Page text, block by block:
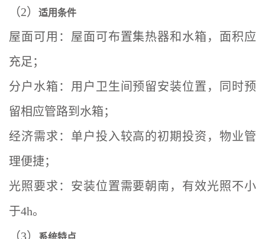
（2）
适用条件
屋面可用：屋面可布置集热器和水箱，面积应
充足；
分户水箱：用户卫生间预留安装位置，同时预
留相应管路到水箱；
经济需求：单户投入较高的初期投资，物业管
理便捷；
光照要求：安装位置需要朝南，有效光照不小
于4h。
（3）
系统特点